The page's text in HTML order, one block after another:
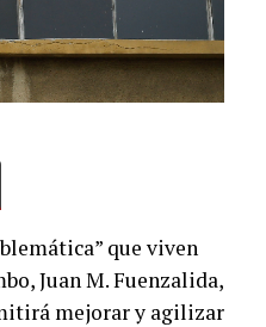
que viven
Juan M. Fuenzalida,
mejorar y agilizar